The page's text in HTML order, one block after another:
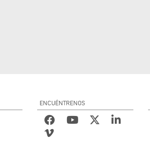
ENCUÉNTRENOS